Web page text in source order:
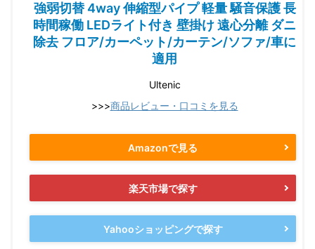
強弱切替 4way 伸縮型パイプ 軽量 騒音保護 長
時間稼働 LEDライト付き 壁掛け 遠心分離 ダニ
除去 フロア/カーペット/カーテン/ソファ/車に
適用
Ultenic
>>>商品レビュー・口コミを見る
Amazonで見る
楽天市場で探す
Yahooショッピングで探す